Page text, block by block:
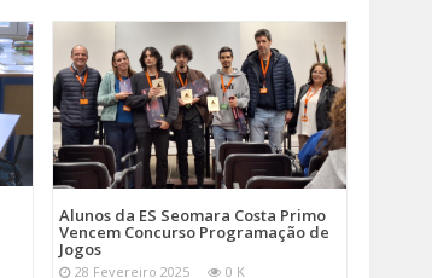
Alunos da ES Seomara Costa Primo
Vencem Concurso Programação de
Jogos
28 Fevereiro 2025 0 K